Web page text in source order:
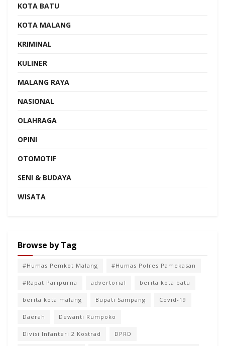
KOTA BATU
KOTA MALANG
KRIMINAL
KULINER
MALANG RAYA
NASIONAL
OLAHRAGA
OPINI
OTOMOTIF
SENI & BUDAYA
WISATA
Browse by Tag
#Humas Pemkot Malang #Humas Polres Pamekasan
#Rapat Paripurna advertorial berita kota batu
berita kota malang Bupati Sampang Covid-19
Daerah Dewanti Rumpoko
Divisi Infanteri 2 Kostrad DPRD